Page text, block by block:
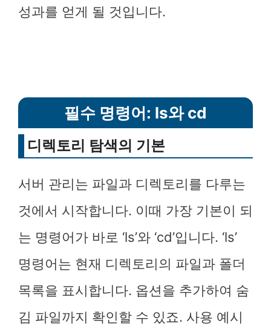
성과를 얻게 될 것입니다.
필수 명령어: ls와 cd
디렉토리 탐색의 기본
서버 관리는 파일과 디렉토리를 다루는
것에서 시작합니다. 이때 가장 기본이 되
는 명령어가 바로 ‘ls’와 ‘cd’입니다. ‘ls’
명령어는 현재 디렉토리의 파일과 폴더
목록을 표시합니다. 옵션을 추가하여 숨
김 파일까지 확인할 수 있죠. 사용 예시